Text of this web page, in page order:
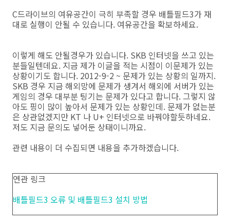
C드라이브의 여유공간이 극히 부족할 경우 배틀필드3가 재
대로 실행이 안될 수 있습니다. 여유공간을 확보하세요.
이렇게 해도 안될경우가 있습니다. SKB 인터넷을 쓰고 있는
분들일텐데요. 지금 제가 이글을 적는 시점이 이문제가 있는
상황이기도 합니다. 2012-9-2 ~ 문제가 있는 상황의 일까지.
SKB 경우 지금 해외망에 문제가 생겨서 해외에 서버가 있는
게임의 경우 대부분 팅기는 문제가 있다고 합니다. 그렇지 않
아도 핑이 많이 높아서 문제가 있는 상황인데. 문제가 없는분
은 상관없겠지만 KT 나 U+ 인터넷으로 바꿔야할듯하네요.
저도 지금 문의도 넣어둔 상태이니까요.
관련 내용이 더 수집되면 내용을 추가하겠습니다.
연관 링크
배틀필드3 오류 및 배틀필드3 설치 방법